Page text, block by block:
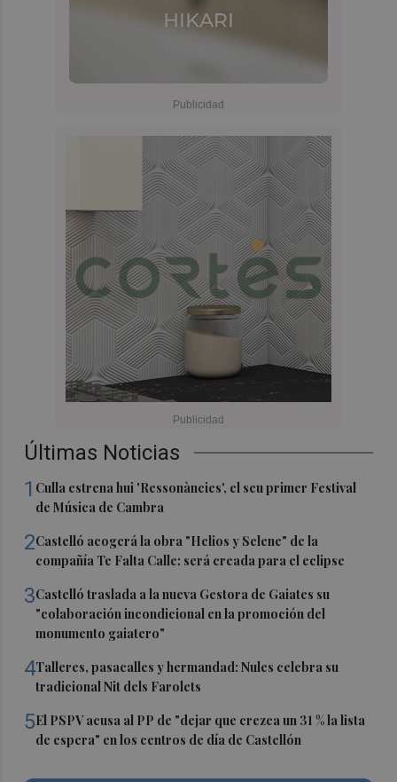
Últimas Noticias
1 Culla estrena hui 'Ressonàncies', el seu primer Festival
de Música de Cambra
2Castelló acogerá la obra "Helios y Selene" de la
compañía Te Falta Calle: será creada para el eclipse
3Castelló traslada a la nueva Gestora de Gaiates su
"colaboración incondicional en la promoción del
monumento gaiatero"
4Talleres, pasacalles y hermandad: Nules celebra su
tradicional Nit dels Farolets
5El PSPV acusa al PP de "dejar que crezca un 31 % la lista
de espera" en los centros de día de Castellón